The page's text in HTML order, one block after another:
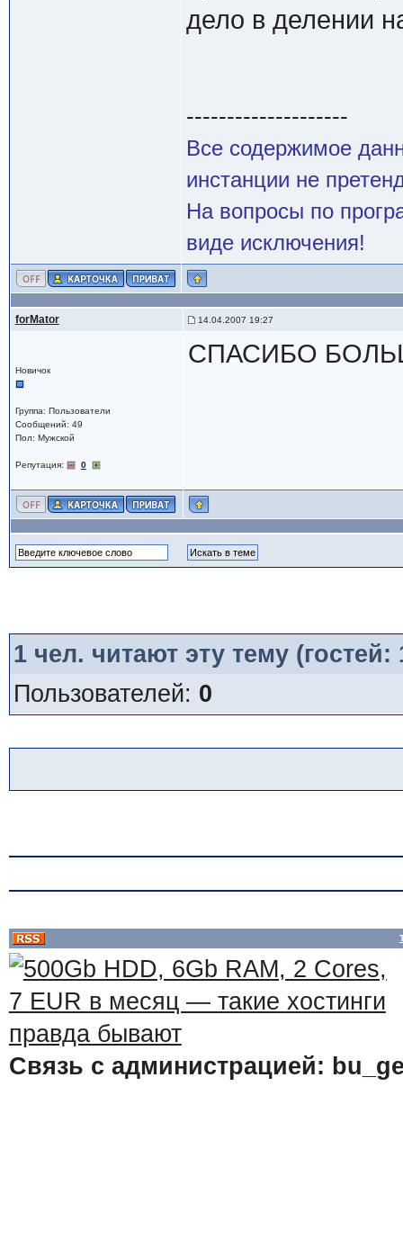
дело в делении
--------------------
Все содержимое
инстанции не
На вопросы по
виде исключения!
forMator 14.04.2007 19:27
Новичок
Группа: Пользователи
Сообщений: 49
Пол: Мужской
Репутация: 0
СПАСИБО
1чел. читают эту тему
Пользователей: 0
Связь с администрацией: